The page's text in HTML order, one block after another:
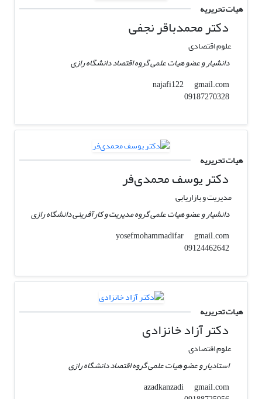
هیات تحریریه
دکتر محمدباقر نجفی
علوم اقتصادی
دانشیار و عضو هیات علمی گروه اقتصاد دانشگاه رازی
najafi122
gmail.com
09187270328
هیات تحریریه
دکتر یوسف محمدی‌فر
مدیریت و بازاریابی
دانشیار و عضو هیات علمی گروه مدیریت و کارآفرینی دانشگاه رازی
yosefmohammadifar
gmail.com
09124462642
هیات تحریریه
دکتر آزاد خانزادی
علوم اقتصادی
استادیار و عضو هیات علمی گروه اقتصاد دانشگاه رازی
azadkanzadi
gmail.com